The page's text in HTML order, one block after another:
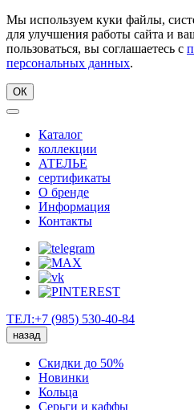
Мы используем куки файлы,
для улучшения работы сайта и
пользоваться, вы соглашаетесь с
персональных данных.
ОК
Каталог
коллекции
АТЕЛЬЕ
сертификаты
О бренде
Информация
Контакты
ТЕЛ:+7 (985) 530-40-84
назад
Скидки до 50%
Новинки
Кольца
Серьги и каффы